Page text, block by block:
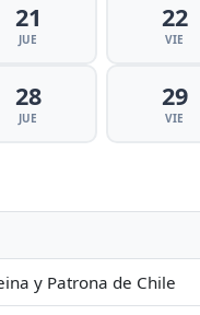
21
JUE
22
VIE
28
JUE
29
VIE
y Patrona de Chile